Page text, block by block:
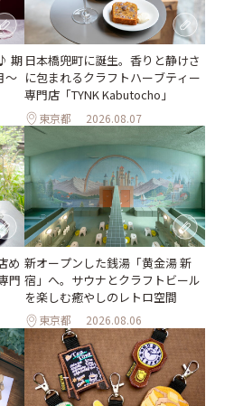
期
～
日本橋兜町に誕生。香りと静けさ
に包まれるクラフトハーブティー
専門店「TYNK Kabutocho」
東京都 2026.08.07
め
門
新オープンした銭湯「黄金湯 新
宿」へ。サウナとクラフトビール
を楽しむ癒やしのレトロ空間
東京都 2026.08.06